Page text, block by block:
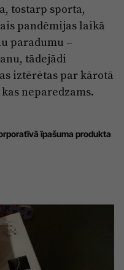
Dzīve un ticība
atbalsta fonds
Zivju fonds
Zaļā nākotne
tostarp sporta,
pandēmijas laikā
paradumu –
tādejādi
iztērētas par kārotā
neparedzams.
īpašuma produkta